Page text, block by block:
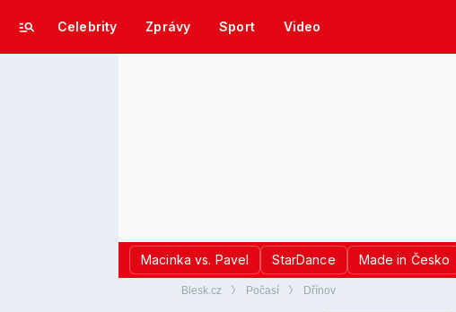
Celebrity Zprávy Sport Video
Macinka vs. Pavel StarDance Made in Česko
Blesk.cz Počasí Dřínov